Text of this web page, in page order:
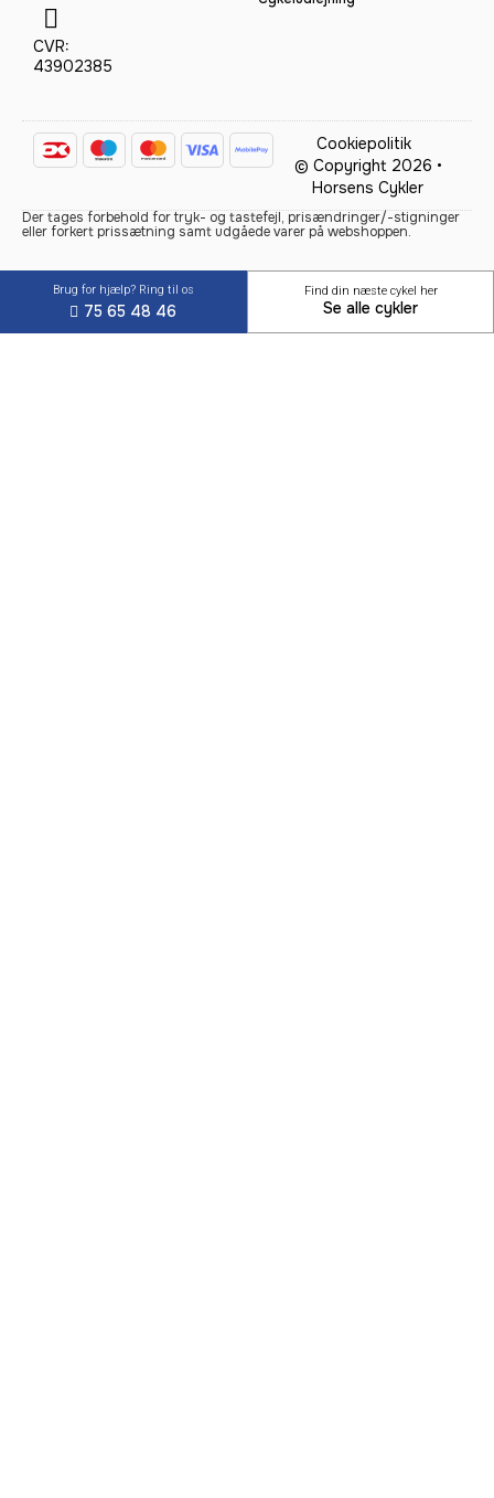
CVR:
43902385
Cookiepolitik
© Copyright 2026 •
Horsens Cykler
Der tages forbehold for tryk- og tastefejl, prisændringer/-stigninger
eller forkert prissætning samt udgåede varer på webshoppen.
Brug for hjælp? Ring til os
75 65 48 46
Find din næste cykel her
Se alle cykler